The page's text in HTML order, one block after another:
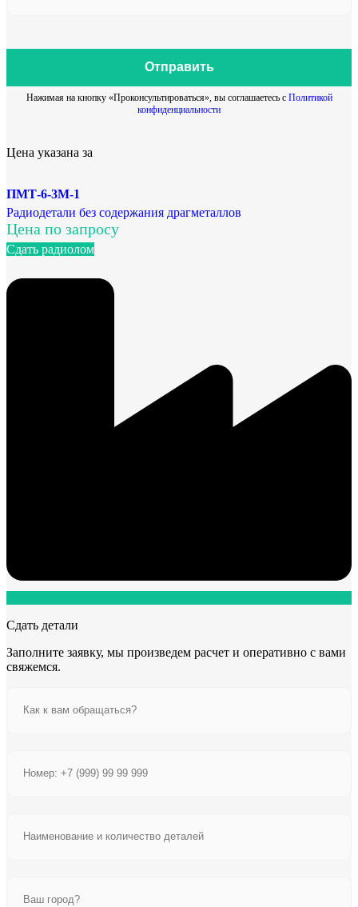
Отправить
Нажимая на кнопку «Проконсультироваться», вы соглашаетесь с Политикой
конфиденциальности
Цена указана за
ПМТ-6-3М-1
Радиодетали без содержания драгметаллов
Цена по запросу
Сдать радиолом
Сдать детали
Заполните заявку, мы произведем расчет и оперативно с вами
свяжемся.